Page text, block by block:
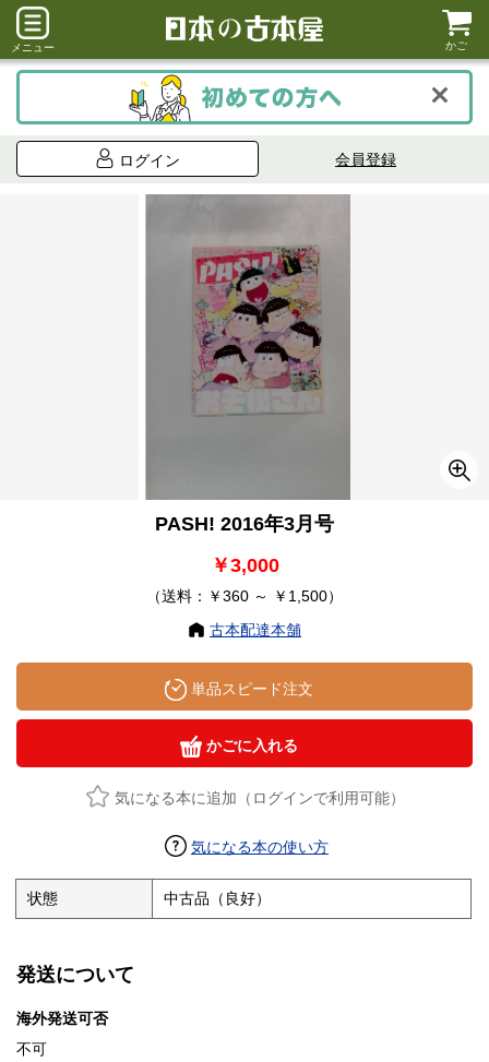
メニュー かご
ログイン 会員登録
PASH! 2016年3月号
￥3,000
（送料：￥360 ～ ￥1,500）
古本配達本舗
単品スピード注文
かごに入れる
気になる本に追加（ログインで利用可能）
気になる本の使い方
状態 中古品（良好）
発送について
海外発送可否
不可